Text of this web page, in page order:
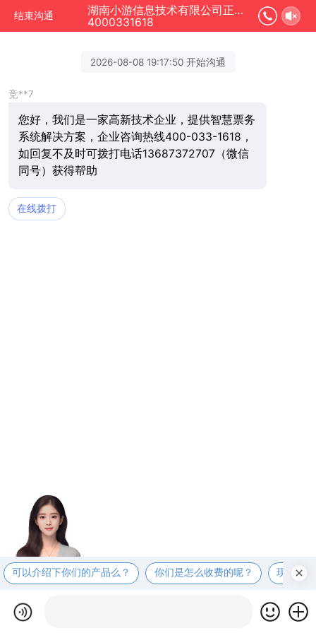
结束沟通
湖南小游信息技术有限公司正在为您服务
4000331618
2026-08-08 19:17:50 开始沟通
竞**7
您好，我们是一家高新技术企业，提供智慧票务
系统解决方案，企业咨询热线400-033-1618，
如回复不及时可拨打电话13687372707（微信
同号）获得帮助
在线拨打
可以介绍下你们的产品么？ 你们是怎么收费的呢？ 现在有